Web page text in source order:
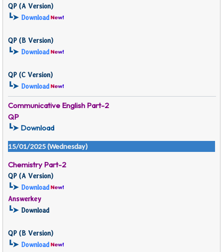
QP (A Version)
┗➤ Download
QP (B Version)
┗➤ Download
QP (C Version)
┗➤ Download
Communicative English Part-2
QP
┗➤ Download
15/01/2025 (Wednesday)
Chemistry Part-2
QP (A Version)
┗➤ Download
Answerkey
┗➤ Download
QP (B Version)
┗➤ Download